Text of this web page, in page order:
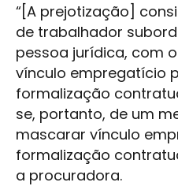
“[A prejotização]
de trabalhador
pessoa jurídica, com
vínculo empregatício
formalização
se, portanto, de um
mascarar vínculo
formalização
a procuradora.